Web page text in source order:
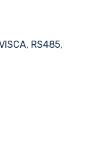
RS485,